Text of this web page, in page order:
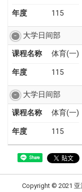
年度 115
大学日间部
课程名称
体育(一)
年度 115
大学日间部
课程名称
体育(一)
年度 115
Share
Copyright © 2021